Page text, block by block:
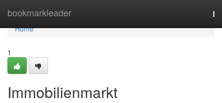
bookmarkleader
Home
Home
1
Immobilienmarkt